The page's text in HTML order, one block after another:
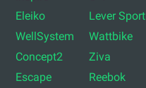
Eleiko
WellSystem
Concept2
Escape
Lever Sport
Wattbike
Ziva
Reebok